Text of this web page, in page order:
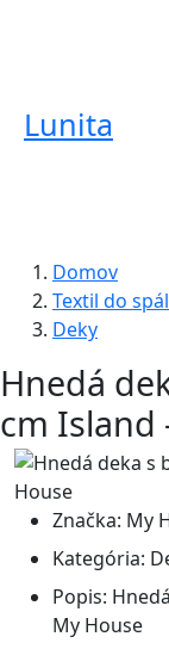
Lunita
Domov
Textil do
Deky
Hnedá
cm Island
Značka: My
Kategória:
Popis:
My House